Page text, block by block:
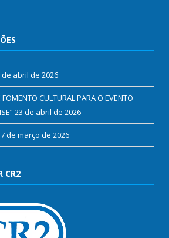
de abril de 2026
FOMENTO CULTURAL PARA O EVENTO
23 de abril de 2026
de março de 2026
CR2